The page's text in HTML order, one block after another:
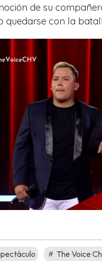
de su
quedarse con la
The Voice